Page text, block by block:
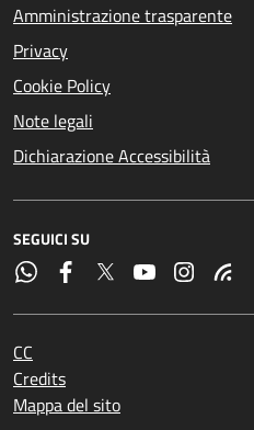
Amministrazione trasparente
Privacy
Cookie Policy
Note legali
Dichiarazione Accessibilità
SEGUICI SU
CC
Credits
Mappa del sito